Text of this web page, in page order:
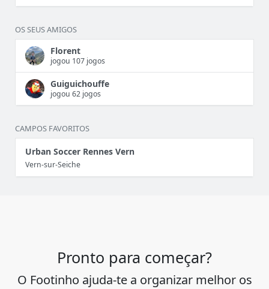
OS SEUS AMIGOS
Florent
jogou 107 jogos
Guiguichouffe
jogou 62 jogos
CAMPOS FAVORITOS
Urban Soccer Rennes Vern
Vern-sur-Seiche
Pronto para começar?
O Footinho ajuda-te a organizar melhor os